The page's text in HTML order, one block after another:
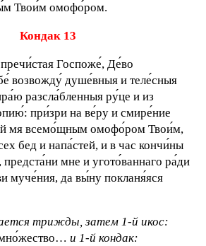
Твои́м омофо́ром.
Кондак 13
Госпоже́, Де́во
возвожду́ душе́вныя и теле́сныя
разсла́бленныя ру́це и из
при́зри на ве́ру и смире́ние
мя всемо́щным омофо́ром Твои́м,
бед и напа́стей, и в час кончи́ны
мне и угото́ваннаго ра́ди
муче́ния, да вы́ну покланя́яся
трижды, затем 1-й икос:
мно́жество…и 1-й кондак: